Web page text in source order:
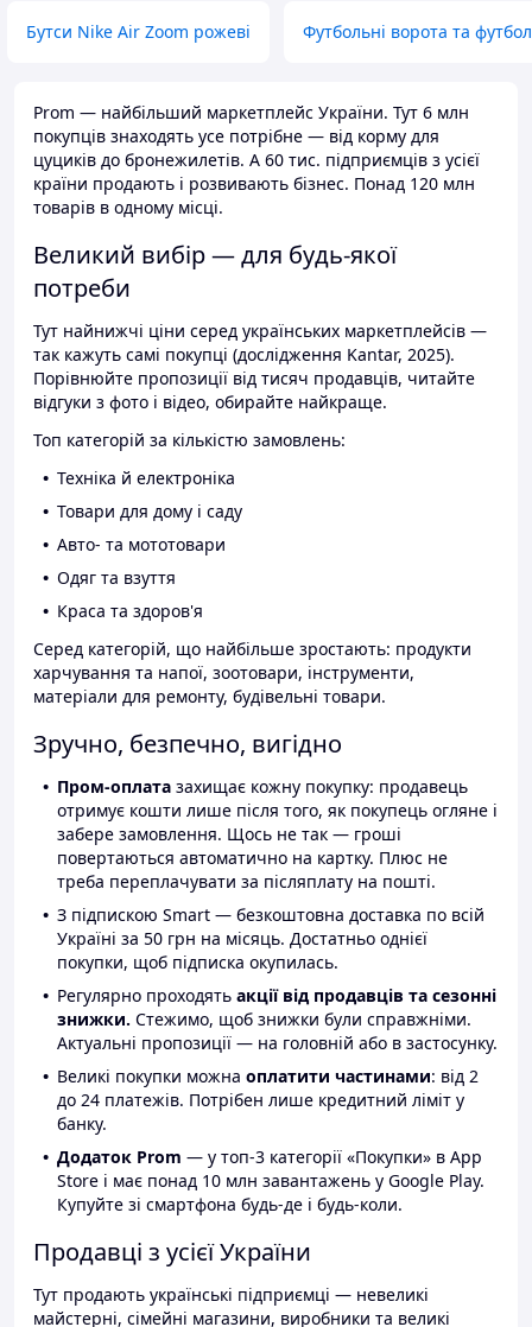
Бутси Nike Air Zoom рожеві Футбольні ворота та
Prom — найбільший маркетплейс України. Тут 6 млн
покупців знаходять усе потрібне — від корму для
цуциків до бронежилетів. А 60 тис. підприємців з усієї
країни продають і розвивають бізнес. Понад 120 млн
товарів в одному місці.
Великий вибір — для будь-якої
потреби
Тут найнижчі ціни серед українських маркетплейсів —
так кажуть самі покупці (дослідження Kantar, 2025).
Порівнюйте пропозиції від тисяч продавців, читайте
відгуки з фото і відео, обирайте найкраще.
Топ категорій за кількістю замовлень:
Техніка й електроніка
Товари для дому і саду
Авто- та мототовари
Одяг та взуття
Краса та здоров'я
Серед категорій, що найбільше зростають: продукти
харчування та напої, зоотовари, інструменти,
матеріали для ремонту, будівельні товари.
Зручно, безпечно, вигідно
Пром-оплата захищає кожну покупку: продавець
отримує кошти лише після того, як покупець огляне і
забере замовлення. Щось не так — гроші
повертаються автоматично на картку. Плюс не
треба переплачувати за післяплату на пошті.
З підпискою Smart — безкоштовна доставка по всій
Україні за 50 грн на місяць. Достатньо однієї
покупки, щоб підписка окупилась.
Регулярно проходять акції від продавців та сезонні
знижки. Стежимо, щоб знижки були справжніми.
Актуальні пропозиції — на головній або в застосунку.
Великі покупки можна оплатити частинами: від 2
до 24 платежів. Потрібен лише кредитний ліміт у
банку.
Додаток Prom — у топ-3 категорії «Покупки» в App
Store і має понад 10 млн завантажень у Google Play.
Купуйте зі смартфона будь-де і будь-коли.
Продавці з усієї України
Тут продають українські підприємці — невеликі
майстерні, сімейні магазини, виробники та великі